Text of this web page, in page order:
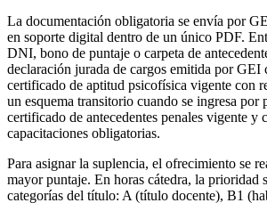
La documentación obligatoria se envía por
en soporte digital dentro de un único PDF.
DNI, bono de puntaje o carpeta de
declaración jurada de cargos emitida por GEI
certificado de aptitud psicofísica vigente con
un esquema transitorio cuando se ingresa por
certificado de antecedentes penales vigente y
capacitaciones obligatorias.
Para asignar la suplencia, el ofrecimiento se
mayor puntaje. En horas cátedra, la prioridad
categorías del título: A (título docente), B1